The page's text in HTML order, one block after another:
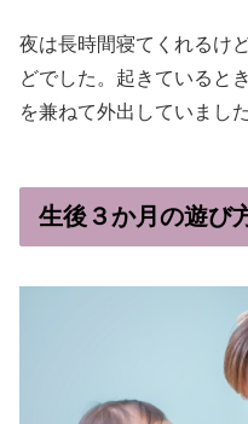
夜は長時間寝てくれるけ
どでした。起きていると
を兼ねて外出していました
生後３か月の遊び